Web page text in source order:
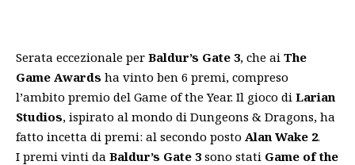
Serata eccezionale per Baldur’s Gate 3, che ai The
Game Awards ha vinto ben 6 premi, compreso
l’ambito premio del Game of the Year. Il gioco di Larian
Studios, ispirato al mondo di Dungeons & Dragons, ha
fatto incetta di premi: al secondo posto Alan Wake 2.
I premi vinti da Baldur’s Gate 3 sono stati Game of the